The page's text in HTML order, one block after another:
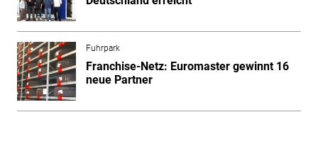
Fuhrpark
Franchise-Netz: Euromaster gewinnt 16
neue Partner